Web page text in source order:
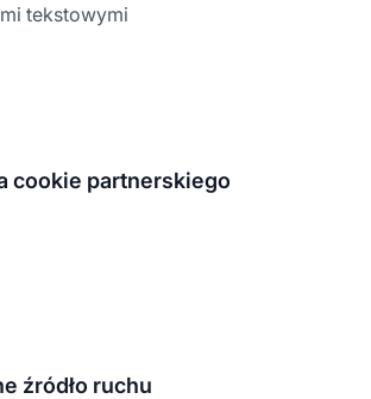
tekstowymi
cookie partnerskiego
źródło ruchu